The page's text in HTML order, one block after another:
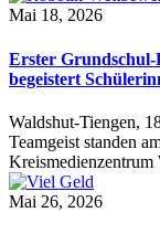
Mai 18, 2026
Erster
begeistert
Waldshut-Tiengen,
Teamgeist standen
Mai 26, 2026